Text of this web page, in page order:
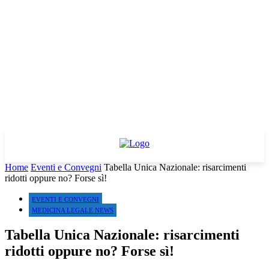
Home Eventi e Convegni Tabella Unica Nazionale: risarcimenti
ridotti oppure no? Forse sì!
EVENTI E CONVEGNI
MEDICINA LEGALE NEWS
Tabella Unica Nazionale: risarcimenti
ridotti oppure no? Forse sì!